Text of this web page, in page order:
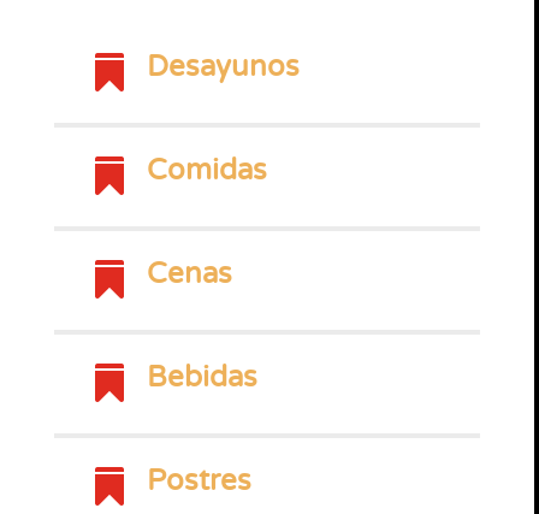
 Desayunos
 Comidas
 Cenas
 Bebidas
 Postres